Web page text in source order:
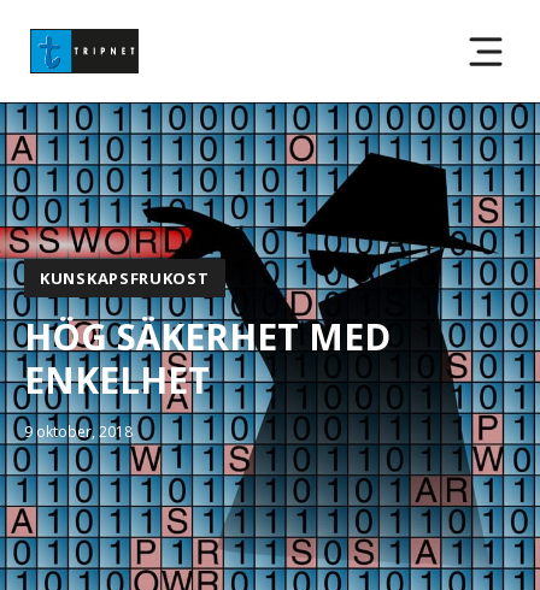
KUNSKAPSFRUKOST
HÖG SÄKERHET MED
ENKELHET
9 oktober, 2018